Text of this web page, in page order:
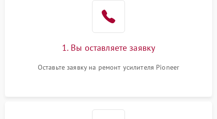
1. Вы оставляете заявку
Оставьте заявку на ремонт усилителя Pioneer